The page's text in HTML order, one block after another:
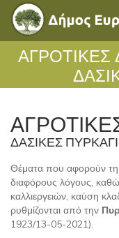
ΑΓΡΟΤΙΚΕΣ
ΔΑΣΙΚΕΣ
Θέματα που αφορούν τη
διαφόρους λόγους,
καλλιεργειών, καύση
ρυθμίζονται από την
1923/13-05-2021).